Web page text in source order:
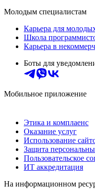
Молодым специалистам
Карьера для
Школа
Карьера в
Боты для
Мобильное приложение
Этика и комплаенс
Оказание услуг
Использование
Защита
Пользовательское
ИТ аккредитация
На информационном